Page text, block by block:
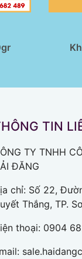
TIN
TY TNHH
ĐĂNG
chỉ: Số 22,
Thắng, TP.
thoại: 0904